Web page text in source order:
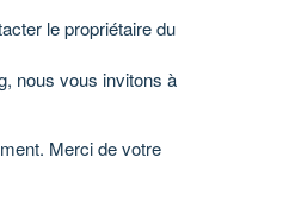
le propriétaire du
nous vous invitons à
Merci de votre